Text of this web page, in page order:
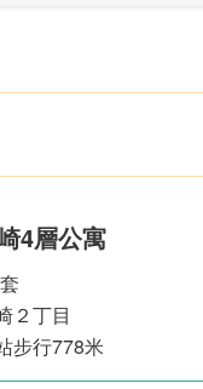
4層公寓
２丁目
步行778米